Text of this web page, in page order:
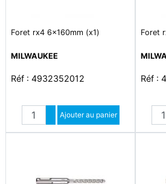
Foret rx4 6x160mm (x1)
MILWAUKEE
Réf : 4932352012
Quantité
Augmenter quantité
Diminuer quantité
Ajouter au panier
Foret
Réf :